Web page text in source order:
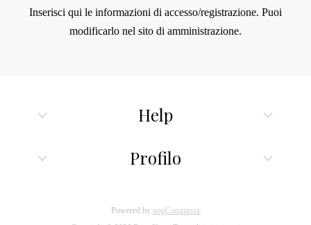
Inserisci qui le informazioni di accesso/registrazione. Puoi
modificarlo nel sito di amministrazione.
Help
Profilo
Powered by nopCommerce